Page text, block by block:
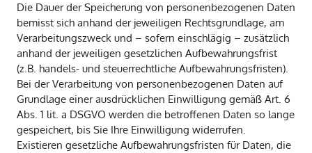
Die Dauer der Speicherung von personenbezogenen Daten
bemisst sich anhand der jeweiligen Rechtsgrundlage, am
Verarbeitungszweck und – sofern einschlägig – zusätzlich
anhand der jeweiligen gesetzlichen Aufbewahrungsfrist
(z.B. handels- und steuerrechtliche Aufbewahrungsfristen).
Bei der Verarbeitung von personenbezogenen Daten auf
Grundlage einer ausdrücklichen Einwilligung gemäß Art. 6
Abs. 1 lit. a DSGVO werden die betroffenen Daten so lange
gespeichert, bis Sie Ihre Einwilligung widerrufen.
Existieren gesetzliche Aufbewahrungsfristen für Daten, die